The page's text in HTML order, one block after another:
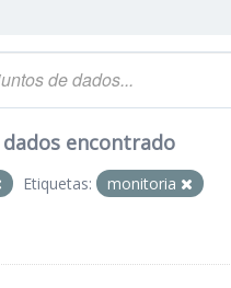
encontrado
Etiquetas:
monitoria